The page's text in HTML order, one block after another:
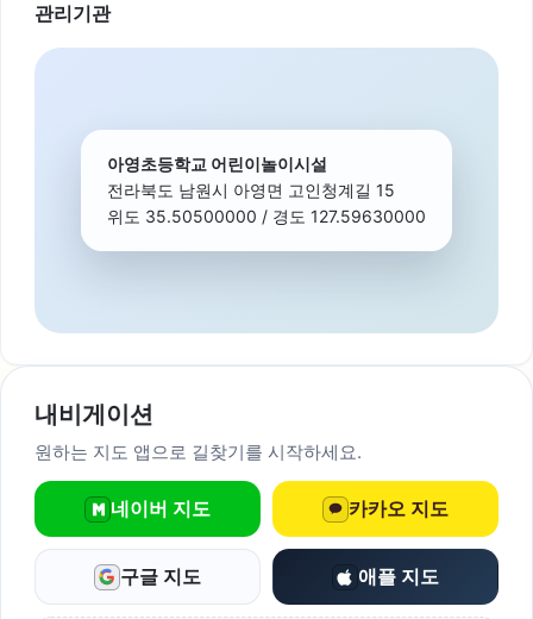
관리기관
아영초등학교 어린이놀이시설
전라북도 남원시 아영면 고인청계길 15
위도 35.50500000 / 경도 127.59630000
내비게이션
원하는 지도 앱으로 길찾기를 시작하세요.
네이버 지도 카카오 지도
구글 지도 애플 지도